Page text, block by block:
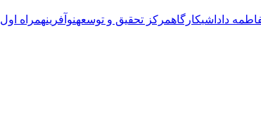
داداشیکارگاهمرکز تحقیق و توسعهنوآفرینهمراه اول